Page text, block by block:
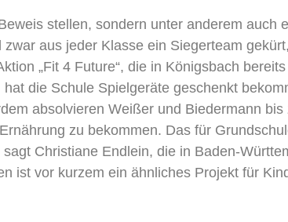
stellen, sondern unter anderem auch
aus jeder Klasse ein Siegerteam
„Fit 4 Future“, die in Königsbach
die Schule Spielgeräte geschenkt
absolvieren Weißer und Biedermann bis
zu bekommen. Das für
Christiane Endlein, die in Baden-
ist vor kurzem ein ähnliches Projekt für